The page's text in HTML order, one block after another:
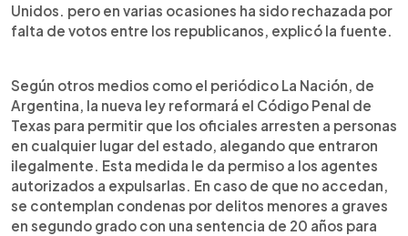
Unidos. pero en varias ocasiones ha sido rechazada por
falta de votos entre los republicanos, explicó la fuente.
Según otros medios como el periódico La Nación, de
Argentina, la nueva ley reformará el Código Penal de
Texas para permitir que los oficiales arresten a personas
en cualquier lugar del estado, alegando que entraron
ilegalmente. Esta medida le da permiso a los agentes
autorizados a expulsarlas. En caso de que no accedan,
se contemplan condenas por delitos menores a graves
en segundo grado con una sentencia de 20 años para